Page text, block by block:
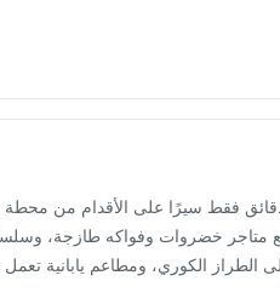
خضروات وفواكه طازجة،